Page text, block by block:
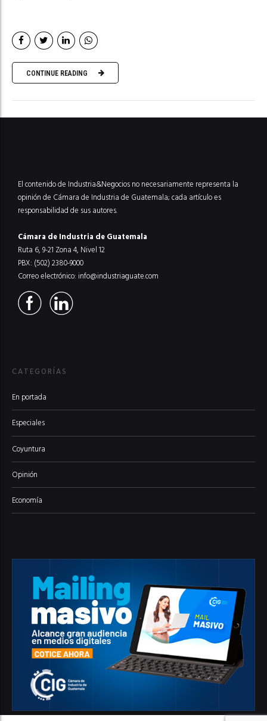
CONTINUE READING
El contenido de Industria&Negocios no necesariamente representa la
opinión de Cámara de Industria de Guatemala; cada artículo es
responsabilidad de sus autores.
Cámara de Industria de Guatemala
Ruta 6, 9-21 Zona 4, Nivel 12
PBX: (502) 2380-9000
Correo electrónico: info@industriaguate.com
CATEGORÍAS
En portada
Especiales
Coyuntura
Opinión
Economía